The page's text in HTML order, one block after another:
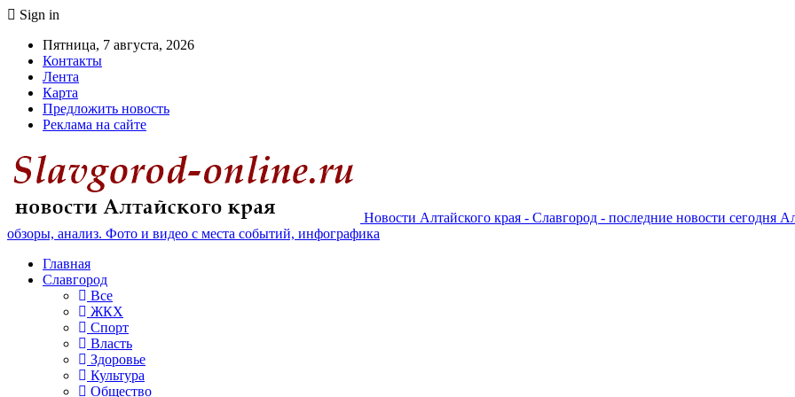
Sign in
Пятница, 7 августа, 2026
Контакты
Лента
Карта
Предложить новость
Реклама на сайте
Новости Алтайского края - Славгород - последние новости сегодня
обзоры, анализ. Фото и видео с места событий, инфографика
Главная
Славгород
Все
ЖКХ
Спорт
Власть
Здоровье
Культура
Общество